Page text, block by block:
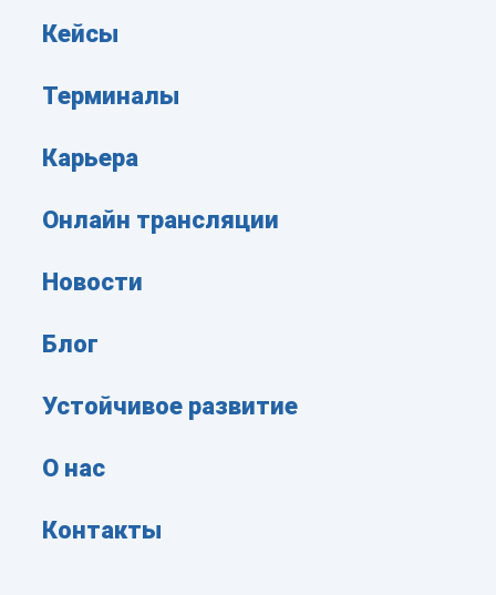
Кейсы
Терминалы
Карьера
Онлайн трансляции
Новости
Блог
Устойчивое развитие
О нас
Контакты